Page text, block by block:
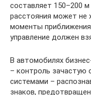
составляет 150–200
расстояния может не
моменты
управление должен
В автомобилях
– контроль зачастую
системами –
знаков,